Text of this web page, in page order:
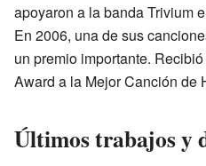
apoyaron a la banda Trivium
En 2006, una de sus
un premio importante.
Award a la Mejor Canción de
Últimos trabajos y